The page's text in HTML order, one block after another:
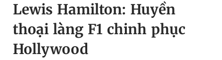
Chuyên mục
Chuyên mục khác
Đổi mật khẩu
Tin đã lưu
Lewis Hamilton: Huyền
thoại làng F1 chinh phục
Hollywood